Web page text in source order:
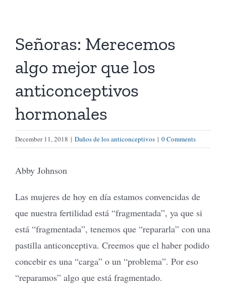
Buscar
Señoras: Merecemos
algo mejor que los
anticonceptivos
hormonales
December 11, 2018 | Daños de los anticonceptivos | 0 Comments
Abby Johnson
Las mujeres de hoy en día estamos convencidas de
que nuestra fertilidad está “fragmentada”, ya que si
está “fragmentada”, tenemos que “repararla” con una
pastilla anticonceptiva. Creemos que el haber podido
concebir es una “carga” o un “problema”. Por eso
“reparamos” algo que está fragmentado.